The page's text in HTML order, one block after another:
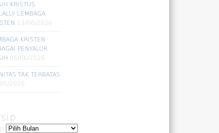
KRISTUS
LEMBAGA
13/06/2026
KRISTEN
PENYALUR
05/06/2026
TAK TERBATAS
2026